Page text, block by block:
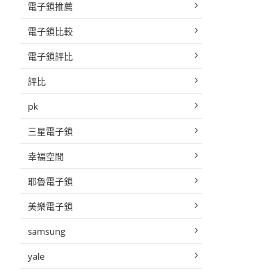
電子鎖推薦
電子鎖比較
電子鎖評比
評比
pk
三星電子鎖
幸福空間
耶魯電子鎖
美樂電子鎖
samsung
yale